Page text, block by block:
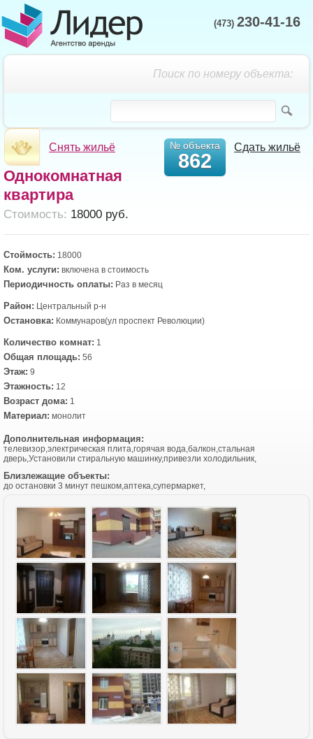
(473) 230-41-16
Поиск по номеру объекта:
Снять жильё Сдать жильё
№ объекта
862
Однокомнатная
квартира
Cтоимость: 18000 руб.
Стоймость: 18000
Ком. услуги: включена в стоимость
Периодичность оплаты: Раз в месяц
Район: Центральный р-н
Остановка: Коммунаров(ул проспект Революции)
Количество комнат: 1
Общая площадь: 56
Этаж: 9
Этажность: 12
Возраст дома: 1
Материал: монолит
Дополнительная информация:
телевизор,электрическая плита,горячая вода,балкон,стальная
дверь,Установили стиральную машинку,привезли холодильник,
Близлежащие объекты:
до остановки 3 минут пешком,аптека,супермаркет,